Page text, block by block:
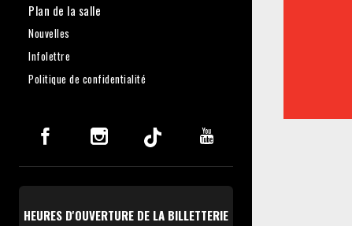
Plan de la salle
Nouvelles
Infolettre
Politique de confidentialité
HEURES D'OUVERTURE DE LA BILLETTERIE